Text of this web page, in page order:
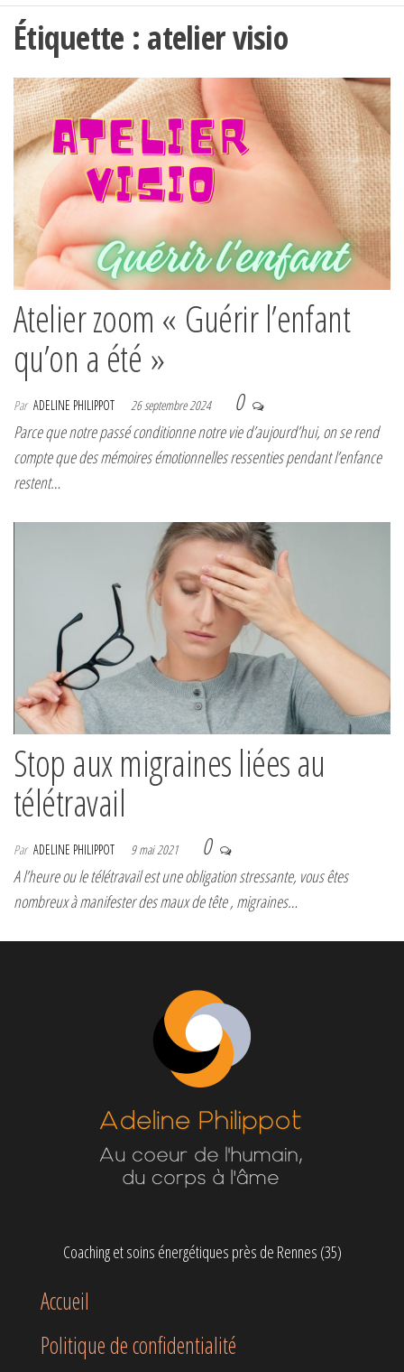
Étiquette : atelier visio
Atelier zoom « Guérir l’enfant
qu’on a été »
Par ADELINE PHILIPPOT 26 septembre 2024 0
Parce que notre passé conditionne notre vie d’aujourd’hui, on se rend
compte que des mémoires émotionnelles ressenties pendant l’enfance
restent…
Stop aux migraines liées au
télétravail
Par ADELINE PHILIPPOT 9 mai 2021 0
A l’heure ou le télétravail est une obligation stressante, vous êtes
nombreux à manifester des maux de tête , migraines…
Coaching et soins énergétiques près de Rennes (35)
Accueil
Politique de confidentialité